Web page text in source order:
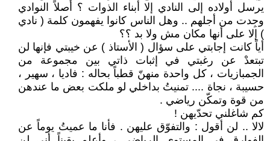
يرسل أولاده إلى النادي إلا أبناء الذوات ؟ أصلاً النوادي
وجِدت من أجلهم .. وهل الناس كانوا يفهمون كلمة ( نادي
) إلا على أنها مكان مش ولا بد ؟؟
أياً كانت إجابتي على سؤال ( الأستاذ ) عن خيبتي فإنها لن
تبتعدْ عن رغبتي في إثبات ذاتي بين مجموعة من
الجمبازيات ، كل واحدة منهنّ قطباً بحاله : فاديا ، سهير ،
حسيبة ، نجاة .... تمنيتُ بداخلي لو ملكت بعض ما عندهن
من قوة وتمكّن رياضي .
كم شاغلني تحدّيهن !
لالا .. لن أقول : والتفوّق عليهن . فأنا ما عميتُ يوماً عن